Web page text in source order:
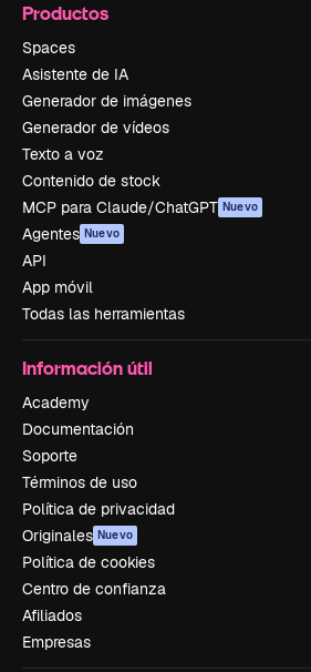
Productos
Spaces
Asistente de IA
Generador de imágenes
Generador de vídeos
Texto a voz
Contenido de stock
MCP para Claude/ChatGPT Nuevo
Agentes Nuevo
API
App móvil
Todas las herramientas
Información útil
Academy
Documentación
Soporte
Términos de uso
Política de privacidad
Originales Nuevo
Política de cookies
Centro de confianza
Afiliados
Empresas